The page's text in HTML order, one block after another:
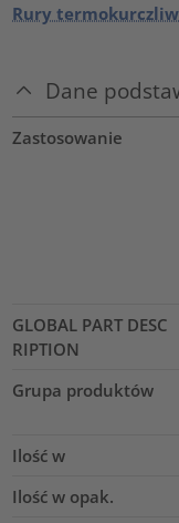
Rury
Dane
Zastosowanie
GLOBAL PART DESC
RIPTION
Grupa produktów
Ilość w
Ilość w opak.